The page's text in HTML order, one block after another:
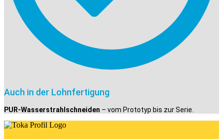
Auch in der Lohnfertigung
PUR-Wasserstrahlschneiden – vom Prototyp bis zur Serie.